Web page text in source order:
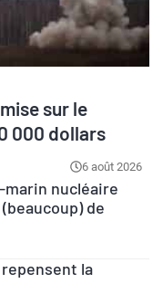
sur le
000 dollars
6 août 2026
marin nucléaire
de
la